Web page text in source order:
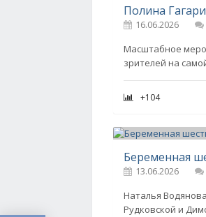
16.06.2026
Масштабное
зрителей на
+104
13.06.2026
Наталья
Рудковской и